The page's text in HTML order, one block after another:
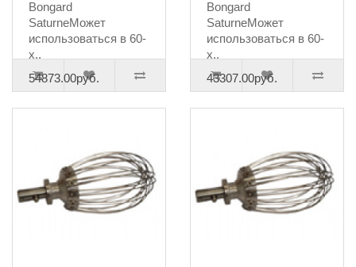
Bongard
SaturneМожет
использоваться в 60-
х..
54873.00руб.
Bongard
SaturneМожет
использоваться в 60-
х..
43307.00руб.